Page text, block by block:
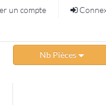
un compte
Nb Pièces